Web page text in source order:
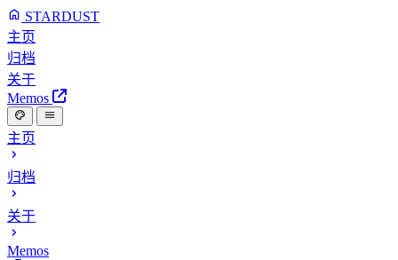
STARDUST
主页
归档
关于
Memos
主页
归档
关于
Memos